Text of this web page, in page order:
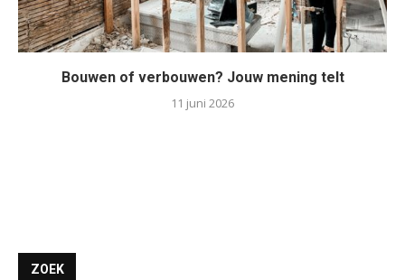
Bouwen of verbouwen? Jouw mening telt
11 juni 2026
ZOEK